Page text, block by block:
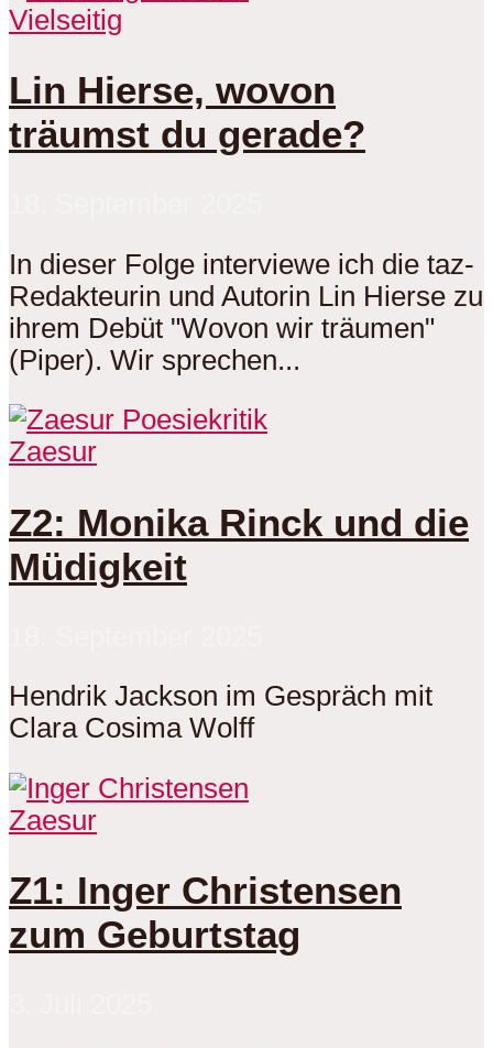
Vielseitig
Lin Hierse, wovon
träumst du gerade?
In dieser Folge interviewe ich die taz-
Redakteurin und Autorin Lin Hierse zu
ihrem Debüt "Wovon wir träumen"
(Piper). Wir sprechen...
Zaesur
Z2: Monika Rinck und die
Müdigkeit
Hendrik Jackson im Gespräch mit
Clara Cosima Wolff
Zaesur
Z1: Inger Christensen
zum Geburtstag